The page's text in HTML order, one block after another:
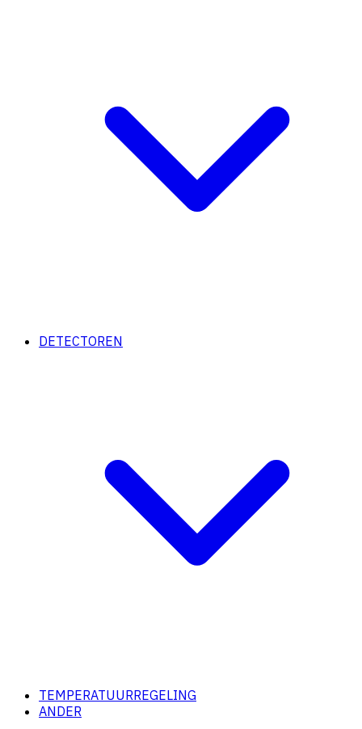
DETECTOREN
TEMPERATUURREGELING
ANDER